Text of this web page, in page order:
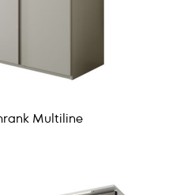
Multiline